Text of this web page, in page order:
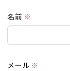
名前 ※
メール ※